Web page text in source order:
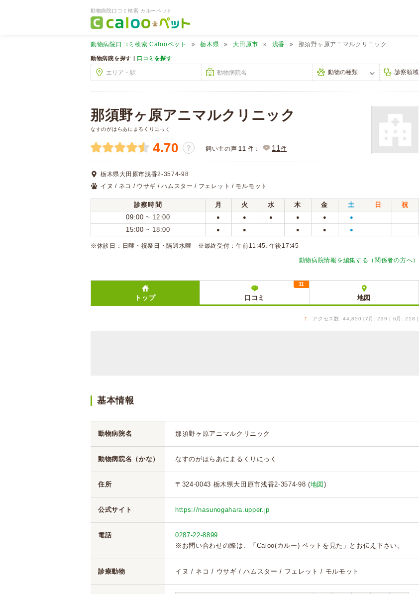
動物病院口コミ検索 カルーペット
動物病院口コミ検索 Calooペット 栃木県 大田原市 浅香 那須野ヶ原アニマルクリニック
動物病院を探す | 口コミを探す
那須野ヶ原アニマルクリニック
なすのがはらあにまるくりにっく
4.70 ？ 飼い主の声 11 件： 11件
栃木県大田原市浅香2-3574-98
イヌ / ネコ / ウサギ / ハムスター / フェレット / モルモット
診察時間 月 火 水 木 金 土 日
祝
09:00 ~ 12:00
● ● ● ● ● ●
15:00 ~ 18:00 ● ● ● ● ●
※休診日：日曜・祝祭日・隔週水曜 ※最終受付：午前11:45､午後17:45
動物病院情報を編集する（関係者の方へ）
トップ 口コミ
11
地図
↑ アクセス数: 44,850 [7月: 239 | 6月: 218 ]
基本情報
動物病院名 那須野ヶ原アニマルクリニック
動物病院名（かな） なすのがはらあにまるくりにっく
住所 〒324-0043 栃木県大田原市浅香2-3574-98 (地図 )
公式サイト https://nasunogahara.upper.jp
電話
0287-22-8899
※お問い合わせの際は、「Caloo(カルー) ペットを見た」とお伝え下さい。
診療動物 イヌ / ネコ / ウサギ / ハムスター / フェレット / モルモット